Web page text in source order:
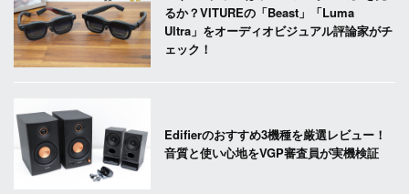
るか？VITUREの「Beast」「Luma
Ultra」をオーディオビジュアル評論家がチ
ェック！
Edifierのおすすめ3機種を厳選レビュー！
音質と使い心地をVGP審査員が実機検証